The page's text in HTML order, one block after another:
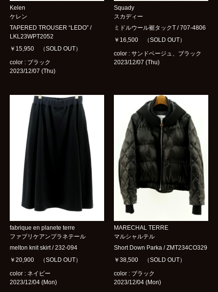
Kelen
ケレン
TAPERED TROUSER “LEDO” /
LKL23WPT2052
￥15,950 （SOLD OUT）
color : ブラック
2023/12/07 (Thu)
Squady
スカディー
ミドルウール裾タックT / 707-4806
￥16,500 （SOLD OUT）
color : サンドベージュ、ブラック
2023/12/07 (Thu)
fabrique en planete terre
ファブリケアンプラネテール
melton knit skirt / 232-094
￥20,900 （SOLD OUT）
color : ネイビー
2023/12/04 (Mon)
MARECHAL TERRE
マルシャルテル
Short Down Parka / ZMT234CO329
￥38,500 （SOLD OUT）
color : ブラック
2023/12/04 (Mon)